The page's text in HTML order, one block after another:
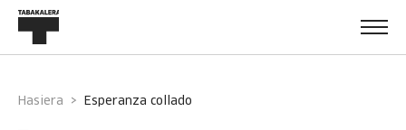
Hasiera esperanza collado